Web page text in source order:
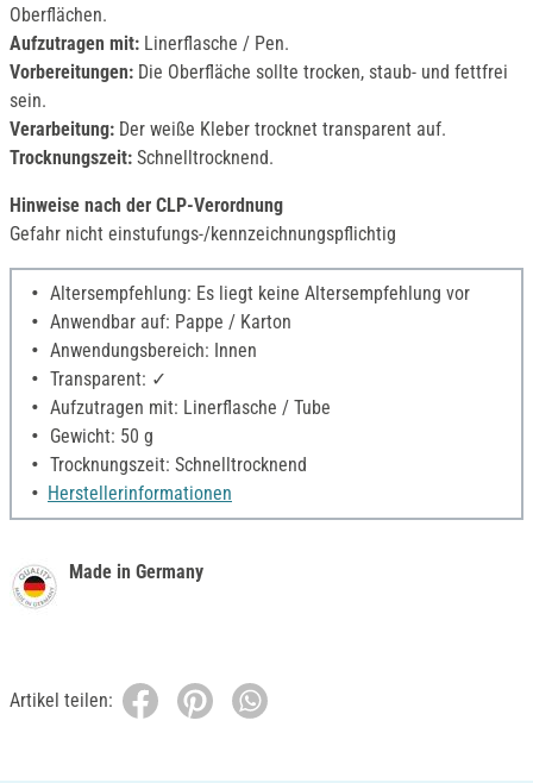
Oberflächen.
Aufzutragen mit: Linerflasche / Pen.
Vorbereitungen: Die Oberfläche sollte trocken, staub- und fettfrei
sein.
Verarbeitung: Der weiße Kleber trocknet transparent auf.
Trocknungszeit: Schnelltrocknend.
Hinweise nach der CLP-Verordnung
Gefahr nicht einstufungs-/kennzeichnungspflichtig
Altersempfehlung: Es liegt keine Altersempfehlung vor
Anwendbar auf: Pappe / Karton
Anwendungsbereich: Innen
Transparent: ✓
Aufzutragen mit: Linerflasche / Tube
Gewicht: 50 g
Trocknungszeit: Schnelltrocknend
Herstellerinformationen
Made in Germany
Artikel teilen: